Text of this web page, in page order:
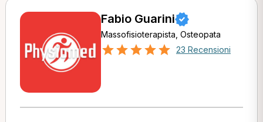
Fabio Guarini
Massofisioterapista, Osteopata
23 Recensioni